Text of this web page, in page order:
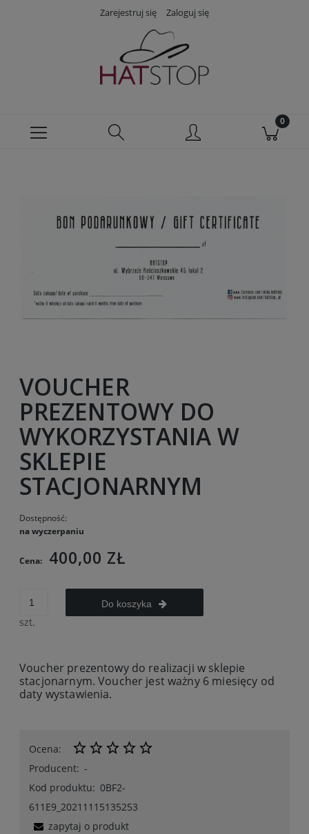
Zarejestruj się Zaloguj się
VOUCHER
PREZENTOWY DO
WYKORZYSTANIA W
SKLEPIE
STACJONARNYM
Dostępność:
na wyczerpaniu
Cena: 400,00 ZŁ
szt.
Do koszyka
Voucher prezentowy do realizacji w sklepie
stacjonarnym. Voucher jest ważny 6 miesięcy od
daty wystawienia.
Ocena:
Producent: -
Kod produktu: 0BF2-
611E9_20211115135253
zapytaj o produkt